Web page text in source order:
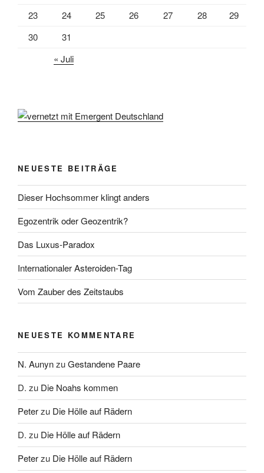
23
24 25 26 27 28
29
30
31
« Juli
NEUESTE BEITRÄGE
Dieser Hochsommer klingt anders
Egozentrik oder Geozentrik?
Das Luxus-Paradox
Internationaler Asteroiden-Tag
Vom Zauber des Zeitstaubs
NEUESTE KOMMENTARE
N. AunynzuGestandene Paare
D. zu Die Noahs kommen
Peterzu Die Hölle auf Rädern
D. zu Die Hölle auf Rädern
Peterzu Die Hölle auf Rädern